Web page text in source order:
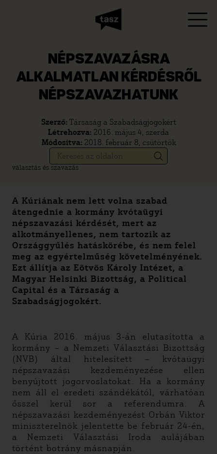
NÉPSZAVAZÁSRA
ALKALMATLAN KÉRDÉSRŐL
NÉPSZAVAZHATUNK
Szerző: Társaság a Szabadságjogokért
Létrehozva: 2016. május 4, szerda
Módosítva: 2018. február 8, csütörtök
választás és szavazás
A Kúriának nem lett volna szabad
átengednie a kormány kvótaügyi
népszavazási kérdését, mert az
alkotmányellenes, nem tartozik az
Országgyűlés hatáskörébe, és nem felel
meg az egyértelműség követelményének.
Ezt állítja az Eötvös Károly Intézet, a
Magyar Helsinki Bizottság, a Political
Capital és a Társaság a
Szabadságjogokért.
A Kúria 2016. május 3-án elutasította a
kormány – a Nemzeti Választási Bizottság
(NVB) által hitelesített – kvótaügyi
népszavazási kezdeményezése ellen
benyújtott jogorvoslatokat. Ha a kormány
nem áll el eredeti szándékától, várhatóan
ősszel kerül sor a referendumra. A
népszavazási kezdeményezést Orbán Viktor
miniszterelnök jelentette be február 24-én,
a Nemzeti Választási Iroda aulájában
történt botrány másnapján.